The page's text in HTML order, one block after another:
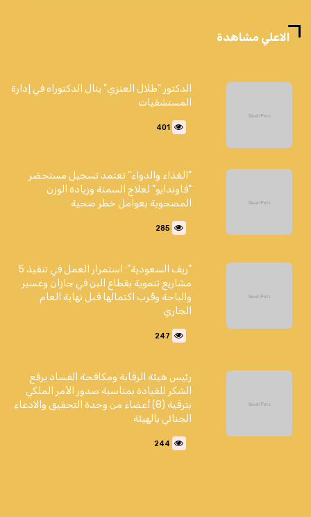
الاعلي مشاهدة
الدكتور "طلال العنزي" ينال الدكتوراه في إدارة
المستشفيات
401
"الغذاء والدواء" تعتمد تسجيل مستحضر
"فاوندايو" لعلاج السمنة وزيادة الوزن
المصحوبة بعوامل خطر صحية
285
"ريف السعودية": استمرار العمل في تنفيذ 5
مشاريع تنموية بقطاع البن في جازان وعسير
والباحة وقُرب اكتمالها قبل نهاية العام
الجاري
247
رئيس هيئة الرقابة ومكافحة الفساد يرفع
الشكر للقيادة بمناسبة صدور الأمر الملكي
بترقية (8) أعضاء من وحدة التحقيق والادعاء
الجنائي بالهيئة
244